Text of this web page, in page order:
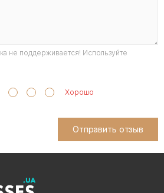
не поддерживается! Используйте
Хорошо
Отправить отзыв